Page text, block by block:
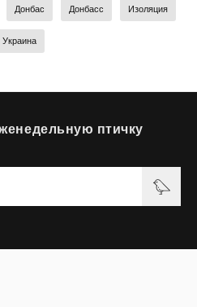
Донбас Донбасс Изоляция
Украина
птичку